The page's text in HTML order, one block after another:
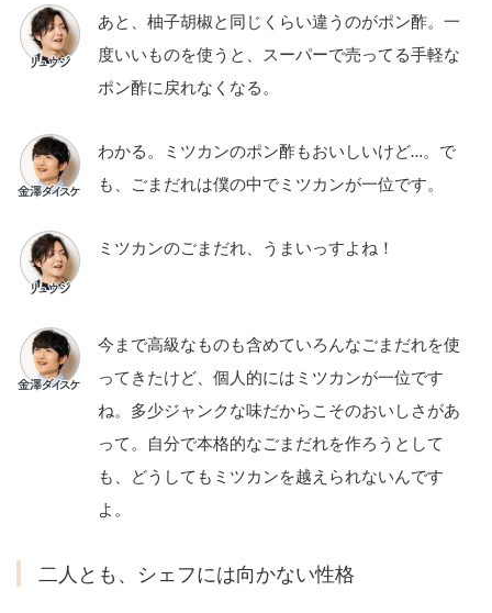
あと、柚子胡椒と同じくらい違うのがポン酢。一
度いいものを使うと、スーパーで売ってる手軽な
ポン酢に戻れなくなる。
わかる。ミツカンのポン酢もおいしいけど…。で
も、ごまだれは僕の中でミツカンが一位です。
ミツカンのごまだれ、うまいっすよね！
今まで高級なものも含めていろんなごまだれを使
ってきたけど、個人的にはミツカンが一位です
ね。多少ジャンクな味だからこそのおいしさがあ
って。自分で本格的なごまだれを作ろうとして
も、どうしてもミツカンを越えられないんです
よ。
二人とも、シェフには向かない性格